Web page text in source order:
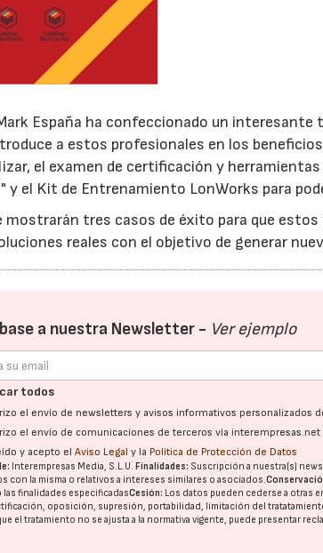
España ha confeccionado un
a estos profesionales en los
el examen de certificación y
" y el Kit de Entrenamiento LonWorks para
mostrarán tres casos de éxito para que
reales con el objetivo de generar
a nuestra Newsletter - Ver ejemplo
todos
el envío de newsletters y avisos informativos personalizados
el envío de comunicaciones de terceros vía interempresas.net
y acepto elAviso Legal y la Política de Protección de Datos
Interempresas Media, S.L.U. Finalidades: Suscripción a nuestra(s)
con la misma o relativos a intereses similares o asociados.
las finalidades especificadasCesión: Los datos pueden cederse a otras
oposición, supresión, portabilidad, limitación del
el tratamiento no se ajusta a la normativa vigente, puede presentar